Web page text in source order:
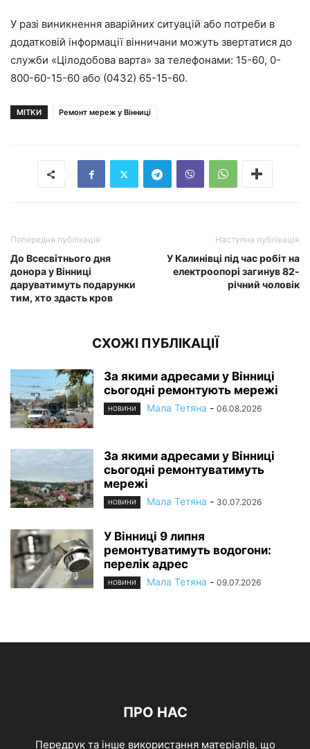
У разі виникнення аварійних ситуацій або потреби в
додатковій інформації вінничани можуть звертатися до
служби «Цілодобова варта» за телефонами: 15-60, 0-
800-60-15-60 або (0432) 65-15-60.
МІТКИ Ремонт мереж у Вінниці
Попередня публікація
До Всесвітнього дня
донора у Вінниці
даруватимуть подарунки
тим, хто здасть кров
Наступна публікація
У Калинівці під час робіт на
електроопорі загинув 82-
річний чоловік
СХОЖІ ПУБЛІКАЦІЇ
За якими адресами у Вінниці
сьогодні ремонтують мережі
НОВИНИ Мала Тетяна - 06.08.2026
За якими адресами у Вінниці
сьогодні ремонтуватимуть
мережі
НОВИНИ Мала Тетяна - 30.07.2026
У Вінниці 9 липня
ремонтуватимуть водогони:
перелік адрес
НОВИНИ Мала Тетяна - 09.07.2026
ПРО НАС
Передрук та інше використання матеріалів, що